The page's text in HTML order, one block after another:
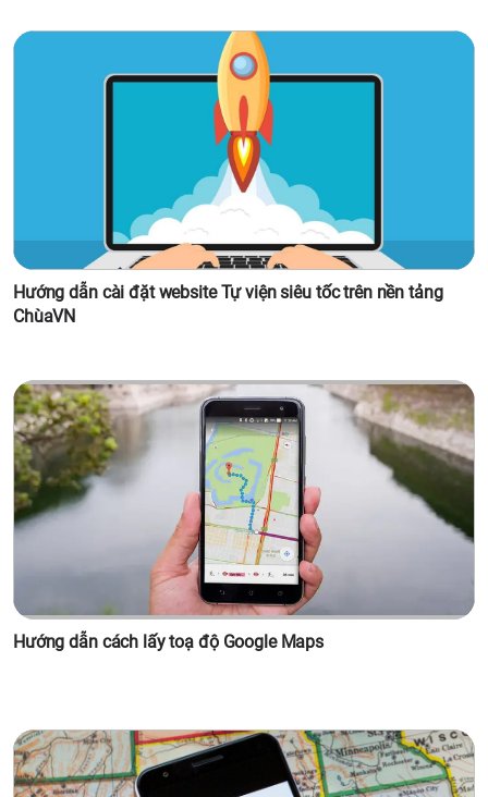
Hướng dẫn cài đặt website Tự viện siêu tốc trên nền tảng
ChùaVN
Hướng dẫn cách lấy toạ độ Google Maps